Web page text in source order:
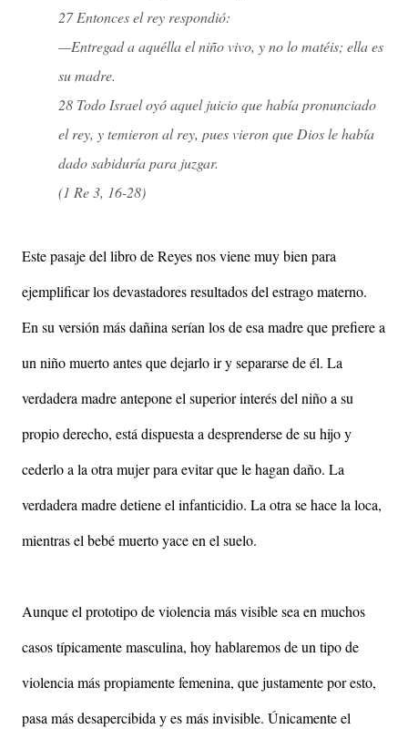
27 Entonces el rey respondió:
—Entregad a aquélla el niño vivo, y no lo matéis; ella es
su madre.
28 Todo Israel oyó aquel juicio que había pronunciado
el rey, y temieron al rey, pues vieron que Dios le había
dado sabiduría para juzgar.
(1 Re 3, 16-28)
Este pasaje del libro de Reyes nos viene muy bien para
ejemplificar los devastadores resultados del estrago materno.
En su versión más dañina serían los de esa madre que prefiere a
un niño muerto antes que dejarlo ir y separarse de él. La
verdadera madre antepone el superior interés del niño a su
propio derecho, está dispuesta a desprenderse de su hijo y
cederlo a la otra mujer para evitar que le hagan daño. La
verdadera madre detiene el infanticidio. La otra se hace la loca,
mientras el bebé muerto yace en el suelo.
Aunque el prototipo de violencia más visible sea en muchos
casos típicamente masculina, hoy hablaremos de un tipo de
violencia más propiamente femenina, que justamente por esto,
pasa más desapercibida y es más invisible. Únicamente el